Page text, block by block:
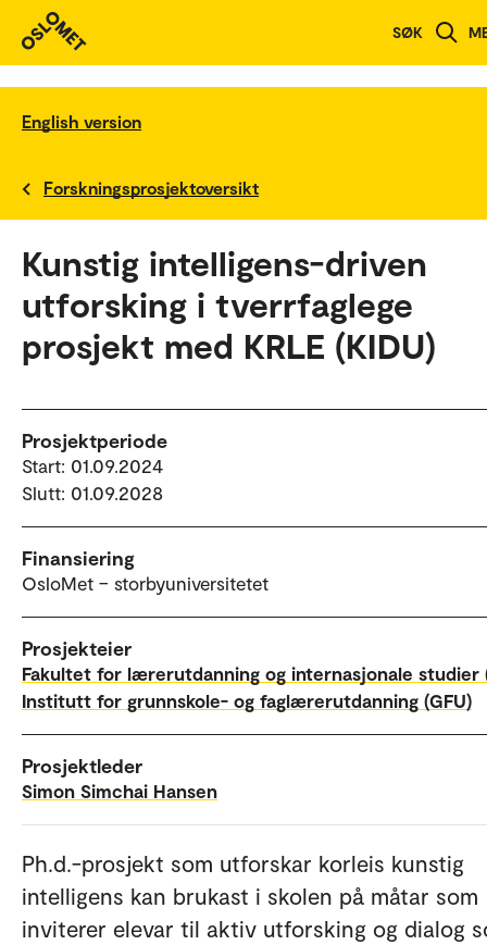
SØK
English version
Forskningsprosjektoversikt
Kunstig intelligens-driven
utforsking i tverrfaglege
prosjekt med KRLE (KIDU)
Prosjektperiode
Start: 01.09.2024
Slutt: 01.09.2028
Finansiering
OsloMet – storbyuniversitetet
Prosjekteier
Fakultet for lærerutdanning og internasjonale studier
Institutt for grunnskole- og faglærerutdanning (GFU)
Prosjektleder
Simon Simchai Hansen
Ph.d.-prosjekt som utforskar korleis kunstig
intelligens kan brukast i skolen på måtar som
inviterer elevar til aktiv utforsking og dialog